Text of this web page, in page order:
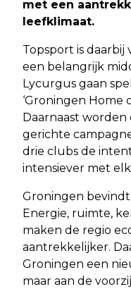
met een
leefklimaat.
Topsport is daarbij
een belangrijk
Lycurgus gaan
‘Groningen Home
Daarnaast
gerichte
drie clubs de
intensiever met
Groningen
Energie, ruimte,
maken de regio
aantrekkelijker.
Groningen een
maar aan de